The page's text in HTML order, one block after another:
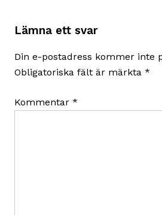
Lämna ett svar
Din e-postadress kommer inte
Obligatoriska fält är märkta *
Kommentar *